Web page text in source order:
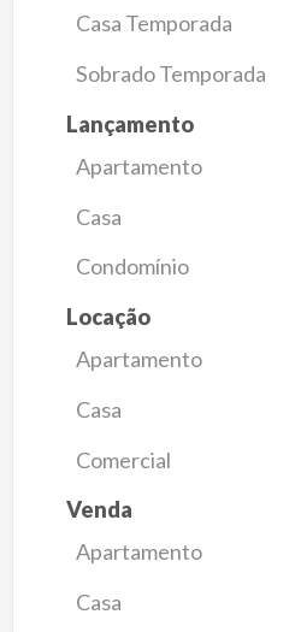
Casa Temporada
Sobrado Temporada
Lançamento
Apartamento
Casa
Condomínio
Locação
Apartamento
Casa
Comercial
Venda
Apartamento
Casa